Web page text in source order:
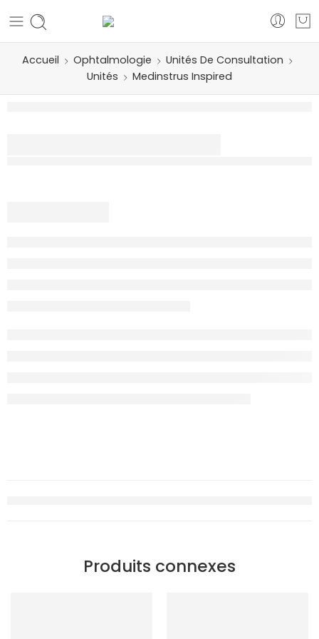
Accueil Ophtalmologie
Unités De Consultation
Unités
Medinstrus Inspired
Produits connexes